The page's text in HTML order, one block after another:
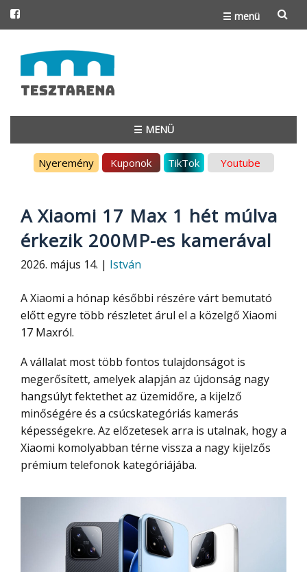
☰ menü
to
content
☰ MENÜ
Nyeremény Kuponok TikTok Youtube
A Xiaomi 17 Max 1 hét múlva
érkezik 200MP-es kamerával
2026. május 14. | István
A Xiaomi a hónap későbbi részére várt bemutató
előtt egyre több részletet árul el a közelgő Xiaomi
17 Maxról.
A vállalat most több fontos tulajdonságot is
megerősített, amelyek alapján az újdonság nagy
hangsúlyt fektethet az üzemidőre, a kijelző
minőségére és a csúcskategóriás kamerás
képességekre. Az előzetesek arra is utalnak, hogy a
Xiaomi komolyabban térne vissza a nagy kijelzős
prémium telefonok kategóriájába.